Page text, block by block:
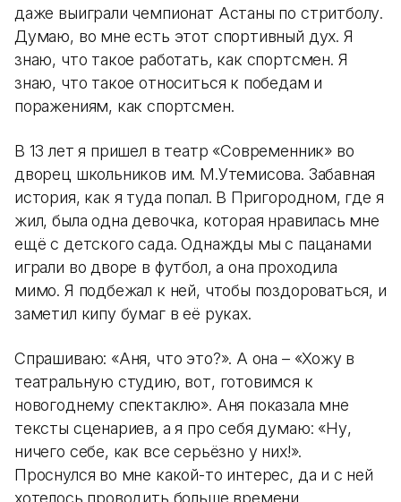
даже выиграли чемпионат Астаны по стритболу.
Думаю, во мне есть этот спортивный дух. Я
знаю, что такое работать, как спортсмен. Я
знаю, что такое относиться к победам и
поражениям, как спортсмен.
В 13 лет я пришел в театр «Современник» во
дворец школьников им. М.Утемисова. Забавная
история, как я туда попал. В Пригородном, где я
жил, была одна девочка, которая нравилась мне
ещё с детского сада. Однажды мы с пацанами
играли во дворе в футбол, а она проходила
мимо. Я подбежал к ней, чтобы поздороваться, и
заметил кипу бумаг в её руках.
Спрашиваю: «Аня, что это?». А она – «Хожу в
театральную студию, вот, готовимся к
новогоднему спектаклю». Аня показала мне
тексты сценариев, а я про себя думаю: «Ну,
ничего себе, как все серьёзно у них!».
Проснулся во мне какой-то интерес, да и с ней
хотелось проводить больше времени.